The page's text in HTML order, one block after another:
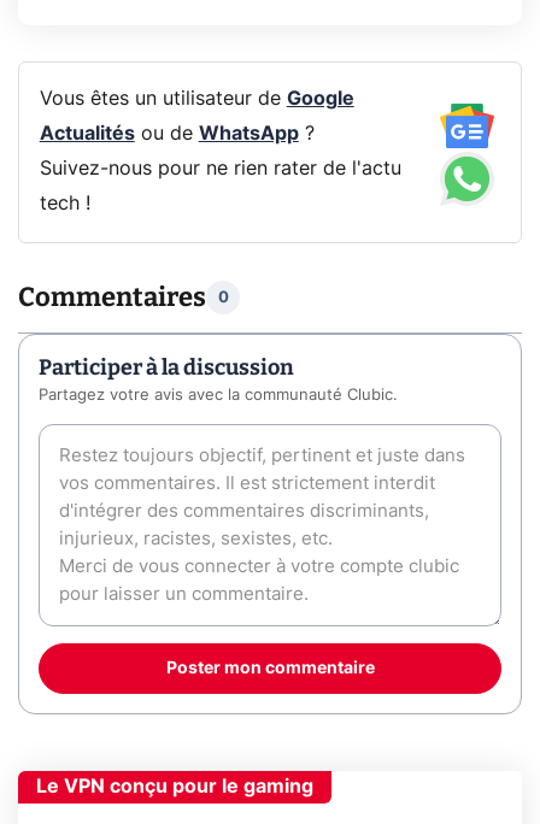
Vous êtes un utilisateur de Google
Actualitésou de WhatsApp?
Suivez-nous pour ne rien rater de l'actu
tech !
Commentaires 0
Participer à la discussion
Partagez votre avis avec la communauté Clubic.
Poster mon commentaire
Le VPN conçu pour le gaming